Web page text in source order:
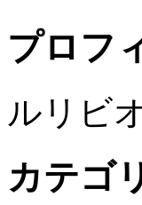
プロフ
ルリビ
カテゴ